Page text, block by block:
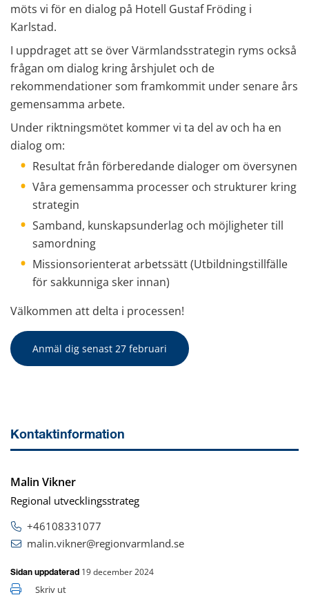
möts vi för en dialog på Hotell Gustaf Fröding i
Karlstad.
I uppdraget att se över Värmlandsstrategin ryms också
frågan om dialog kring årshjulet och de
rekommendationer som framkommit under senare års
gemensamma arbete.
Under riktningsmötet kommer vi ta del av och ha en
dialog om:
Resultat från förberedande dialoger om översynen
Våra gemensamma processer och strukturer kring
strategin
Samband, kunskapsunderlag och möjligheter till
samordning
Missionsorienterat arbetssätt (Utbildningstillfälle
för sakkunniga sker innan)
Välkommen att delta i processen!
Anmäl dig senast 27 februari
Kontaktinformation
Malin Vikner
Regional utvecklingsstrateg
+46108331077
malin.vikner@regionvarmland.se
Sidan uppdaterad 19 december 2024
Skriv ut